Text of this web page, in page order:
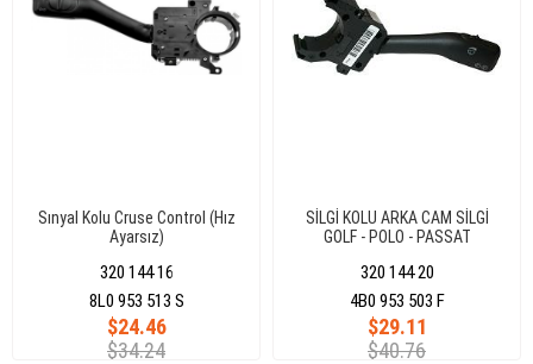
Sınyal Kolu Cruse Control (Hız
Ayarsız)
320 144 16
$24.46
$34.24
8L0 953 513 S
SİLGİ KOLU ARKA CAM SİLGİ
GOLF - POLO - PASSAT
320 144 20
$29.11
$40.76
4B0 953 503 F